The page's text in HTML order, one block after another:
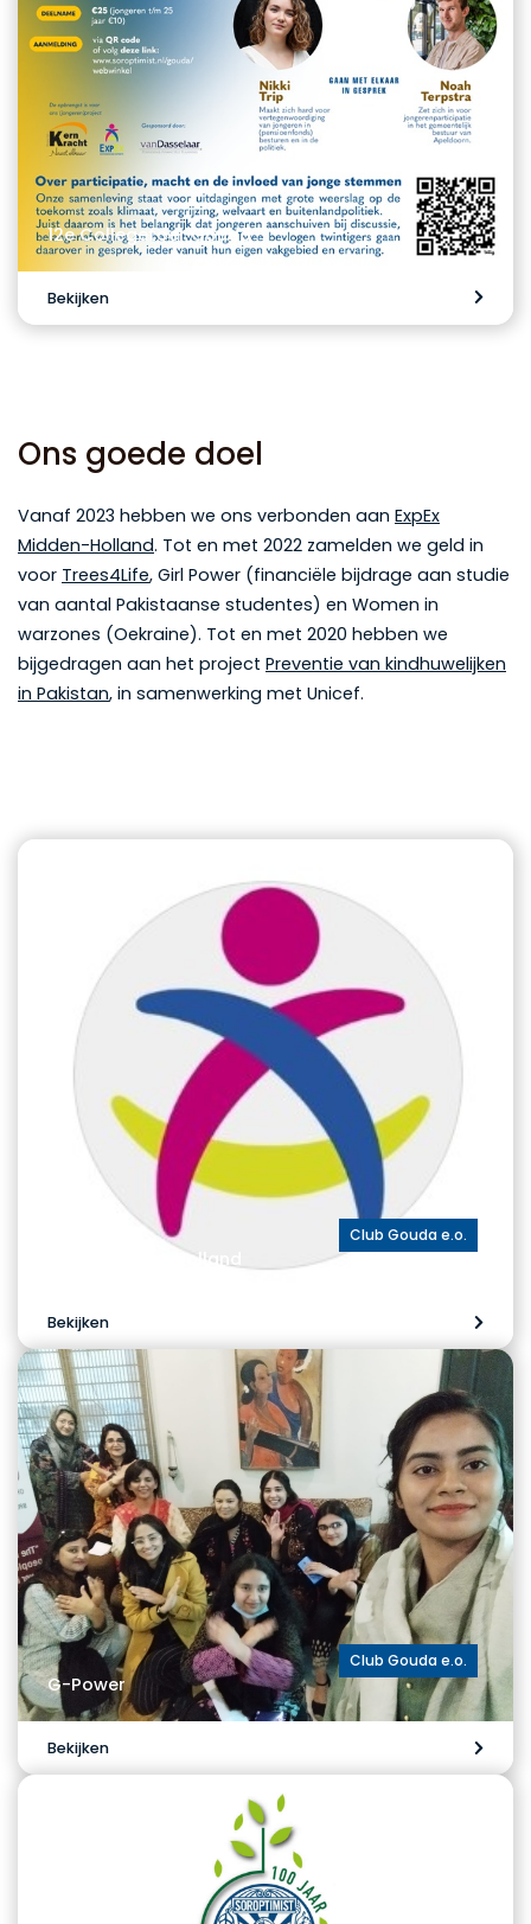
12e Collegetoer Gouda
Bekijken
Ons goede doel
Vanaf 2023 hebben we ons verbonden aan ExpEx
Midden-Holland. Tot en met 2022 zamelden we geld in
voor Trees4Life, Girl Power (financiële bijdrage aan studie
van aantal Pakistaanse studentes) en Women in
warzones (Oekraine). Tot en met 2020 hebben we
bijgedragen aan het project Preventie van kindhuwelijken
in Pakistan, in samenwerking met Unicef.
ExpEx Midden-Holland
Club Gouda e.o.
Bekijken
G-Power
Club Gouda e.o.
Bekijken